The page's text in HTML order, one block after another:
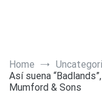
Home
Así suena
Mumford & Sons